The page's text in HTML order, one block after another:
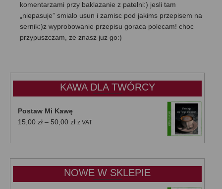
komentarzami przy baklazanie z patelni:) jesli tam
„niepasuje” smialo usun i zamisc pod jakims przepisem na
sernik:)z wyprobowanie przepisu goraca polecam! choc
przypuszczam, ze znasz juz go:)
KAWA DLA TWÓRCY
Postaw Mi Kawę
15,00 zł – 50,00 złZakres
od
do
50,00 zł
z VAT
NOWE W SKLEPIE